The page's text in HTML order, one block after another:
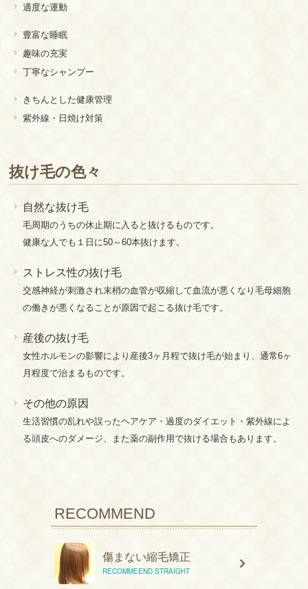
適度な運動
豊富な睡眠
趣味の充実
丁寧なシャンプー
きちんとした健康管理
紫外線・日焼け対策
抜け毛の色々
自然な抜け毛
毛周期のうちの休止期に入ると抜けるものです。
健康な人でも１日に50～60本抜けます。
ストレス性の抜け毛
交感神経が刺激され末梢の血管が収縮して血流が悪くなり毛母細胞
の働きが悪くなることが原因で起こる抜け毛です。
産後の抜け毛
女性ホルモンの影響により産後3ヶ月程で抜け毛が始まり、通常6ヶ
月程度で治まるものです。
その他の原因
生活習慣の乱れや誤ったヘアケア・過度のダイエット・紫外線によ
る頭皮へのダメージ、また薬の副作用で抜ける場合もあります。
RECOMMEND
傷まない縮毛矯正
RECOMMEEND STRAIGHT